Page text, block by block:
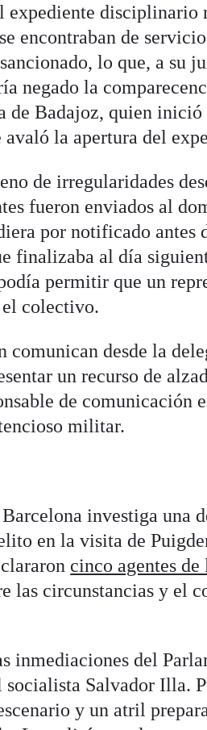
expediente disciplinario
encontraban de
lo que, a su
negado la
de Badajoz, quien inició
la apertura del
de irregularidades
fueron enviados al
por notificado antes
finalizaba al día
permitir que un
el colectivo.
comunican desde la
un recurso de
de comunicación
militar.
investiga una
en la visita de
cinco agentes de
las circunstancias y el
inmediaciones del
Salvador Illa.
y un atril